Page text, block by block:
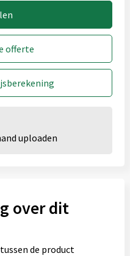
offerte
uploaden
over dit
de product